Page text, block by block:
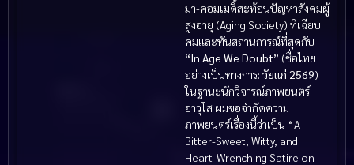
มา-คอมเมดี้สะท้อนปัญหาสังคมผู้
สูงอายุ (Aging Society) ที่เฉียบ
คมและทันสถานการณ์ที่สุดกับ
“In Age We Doubt” (ชื่อไทย
อย่างเป็นทางการ: วัยแก่ 2569)
ในฐานะนักวิจารณ์ภาพยนตร์
อาวุโส ผมขอจำกัดความ
ภาพยนตร์เรื่องนี้ว่าเป็น “A
Bitter-Sweet, Witty, and
Heart-Wrenching Satire on